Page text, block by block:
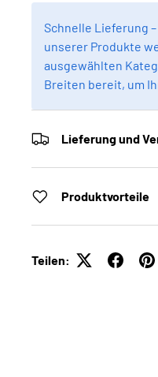
Schnelle Lieferung
unserer Produkte
ausgewählten
Breiten bereit, um
Lieferung und
Produktvorteile
Teilen: